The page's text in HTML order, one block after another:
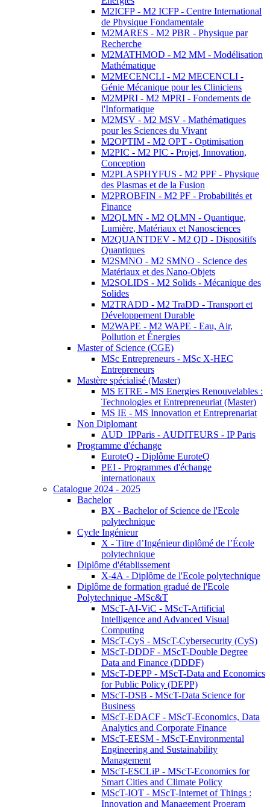
M2ICFP - M2 ICFP - Centre International
de Physique Fondamentale
M2MARES - M2 PBR - Physique par
Recherche
M2MATHMOD - M2 MM - Modélisation
Mathématique
M2MECENCLI - M2 MECENCLI -
Génie Mécanique pour les Cliniciens
M2MPRI - M2 MPRI - Fondements de
l'Informatique
M2MSV - M2 MSV - Mathématiques
pour les Sciences du Vivant
M2OPTIM - M2 OPT - Optimisation
M2PIC - M2 PIC - Projet, Innovation,
Conception
M2PLASPHYFUS - M2 PPF - Physique
des Plasmas et de la Fusion
M2PROBFIN - M2 PF - Probabilités et
Finance
M2QLMN - M2 QLMN - Quantique,
Lumière, Matériaux et Nanosciences
M2QUANTDEV - M2 QD - Dispositifs
Quantiques
M2SMNO - M2 SMNO - Science des
Matériaux et des Nano-Objets
M2SOLIDS - M2 Solids - Mécanique des
Solides
M2TRADD - M2 TraDD - Transport et
Développement Durable
M2WAPE - M2 WAPE - Eau, Air,
Pollution et Énergies
Master of Science (CGE)
MSc Entrepreneurs - MSc X-HEC
Entrepreneurs
Mastère spécialisé (Master)
MS ETRE - MS Energies Renouvelables :
Technologies et Entrepreneuriat (Master)
MS IE - MS Innovation et Entreprenariat
Non Diplomant
AUD_IPParis - AUDITEURS - IP Paris
Programme d'échange
EuroteQ - Diplôme EuroteQ
PEI - Programmes d'échange
internationaux
Catalogue 2024 - 2025
Bachelor
BX - Bachelor of Science de l'Ecole
polytechnique
Cycle Ingénieur
X - Titre d’Ingénieur diplômé de l’École
polytechnique
Diplôme d'établissement
X-4A - Diplôme de l'Ecole polytechnique
Diplôme de formation gradué de l'Ecole
Polytechnique -MSc&T
MScT-AI-ViC - MScT-Artificial
Intelligence and Advanced Visual
Computing
MScT-CyS - MScT-Cybersecurity (CyS)
MScT-DDDF - MScT-Double Degree
Data and Finance (DDDF)
MScT-DEPP - MScT-Data and Economics
for Public Policy (DEPP)
MScT-DSB - MScT-Data Science for
Business
MScT-EDACF - MScT-Economics, Data
Analytics and Corporate Finance
MScT-EESM - MScT-Environmental
Engineering and Sustainability
Management
MScT-ESCLiP - MScT-Economics for
Smart Cities and Climate Policy
MScT-IOT - MScT-Internet of Things :
Innovation and Management Program